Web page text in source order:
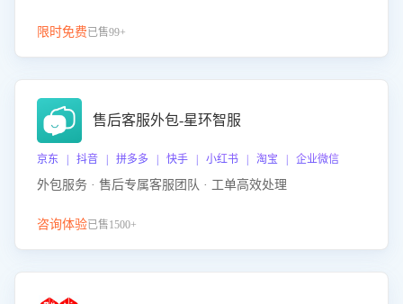
限时免费已售99+
售后客服外包-星环智服
京东 | 抖音 | 拼多多 | 快手 | 小红书 | 淘宝 | 企业微信
外包服务 · 售后专属客服团队 · 工单高效处理
咨询体验已售1500+